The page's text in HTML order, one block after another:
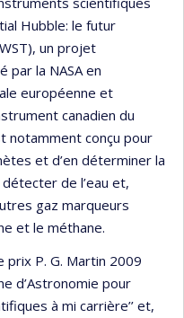
Hubble: le futur
un projet
par la NASA en
européenne et
canadien du
notamment conçu pour
et d’en déterminer la
de l’eau et,
gaz marqueurs
et le méthane.
prix P. G. Martin 2009
d’Astronomie pour
à mi carrière’’ et,